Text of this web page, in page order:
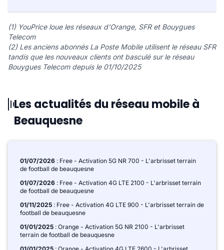
(1) YouPrice loue les réseaux d'Orange, SFR et Bouygues
Telecom
(2) Les anciens abonnés La Poste Mobile utilisent le réseau SFR
tandis que les nouveaux clients ont basculé sur le réseau
Bouygues Telecom depuis le 01/10/2025
Les actualités du réseau mobile à
Beauquesne
01/07/2026 : Free - Activation 5G NR 700 - L'arbrisset terrain
de football de beauquesne
01/07/2026 : Free - Activation 4G LTE 2100 - L'arbrisset terrain
de football de beauquesne
01/11/2025 : Free - Activation 4G LTE 900 - L'arbrisset terrain de
football de beauquesne
01/01/2025 : Orange - Activation 5G NR 2100 - L'arbrisset
terrain de football de beauquesne